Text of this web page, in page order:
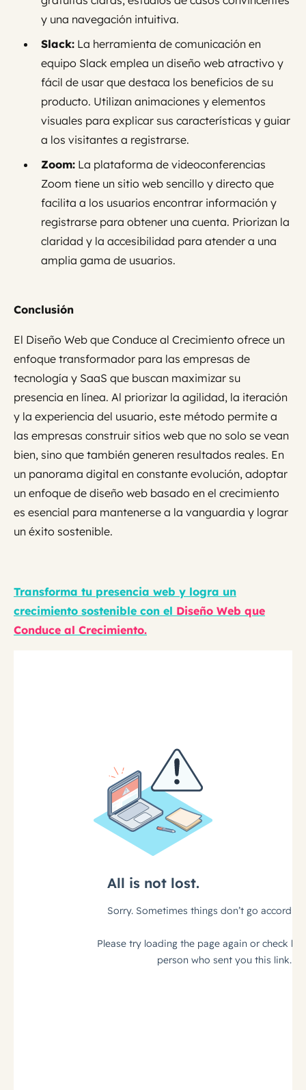
y una navegación intuitiva.
Slack: La herramienta de comunicación en
equipo Slack emplea un diseño web atractivo y
fácil de usar que destaca los beneficios de su
producto. Utilizan animaciones y elementos
visuales para explicar sus características y guiar
a los visitantes a registrarse.
Zoom: La plataforma de videoconferencias
Zoom tiene un sitio web sencillo y directo que
facilita a los usuarios encontrar información y
registrarse para obtener una cuenta. Priorizan la
claridad y la accesibilidad para atender a una
amplia gama de usuarios.
Conclusión
El Diseño Web que Conduce al Crecimiento ofrece un
enfoque transformador para las empresas de
tecnología y SaaS que buscan maximizar su
presencia en línea. Al priorizar la agilidad, la iteración
y la experiencia del usuario, este método permite a
las empresas construir sitios web que no solo se vean
bien, sino que también generen resultados reales. En
un panorama digital en constante evolución, adoptar
un enfoque de diseño web basado en el crecimiento
es esencial para mantenerse a la vanguardia y lograr
un éxito sostenible.
Transforma tu presencia web y logra un
crecimiento sostenible con el Diseño Web que
Conduce al Crecimiento.